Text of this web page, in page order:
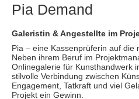
Pia Demand
Galeristin & Angestellte im
Pia – eine Kassenprüferin auf die
Neben ihrem Beruf im
Onlinegalerie für Kunsthandwerk
stilvolle Verbindung zwischen
Engagement, Tatkraft und viel
Projekt ein Gewinn.